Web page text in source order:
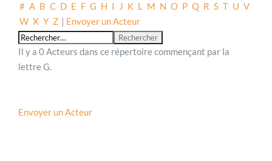
# A B C D E F G H I J K L M N O P Q R S T U V
W X Y Z | Envoyer un Acteur
Il y a 0 Acteurs dans ce répertoire commençant par la
lettre G.
Envoyer un Acteur